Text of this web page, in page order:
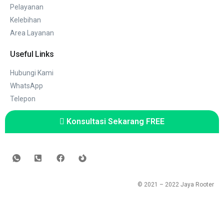
Pelayanan
Kelebihan
Area Layanan
Useful Links
Hubungi Kami
WhatsApp
Telepon
Konsultasi Sekarang FREE
© 2021 – 2022 Jaya Rooter